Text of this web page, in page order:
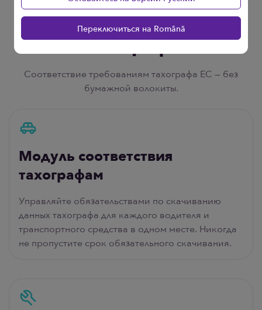
Тахографы
Соответствие требованиям тахографа ЕС — без
бумажной волокиты.
Модуль соответствия
тахографам
Управляйте обязательствами по скачиванию
данных тахографа для каждого водителя и
транспортного средства в одном месте. Никогда
не пропустите срок обязательного скачивания.
Переключиться на Română